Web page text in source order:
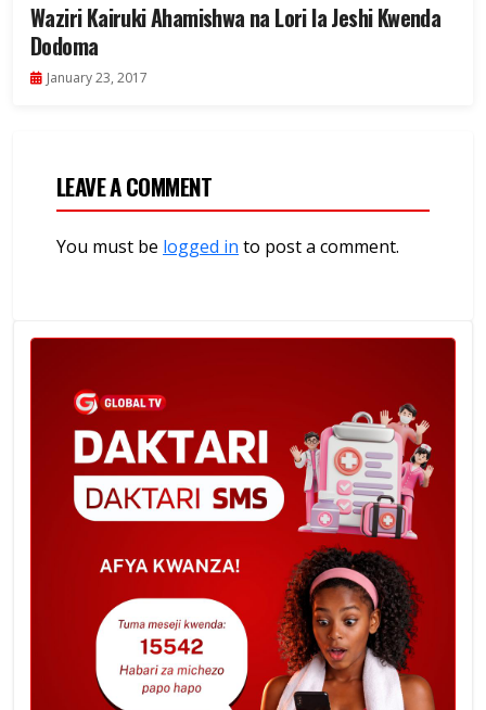
Waziri Kairuki Ahamishwa na Lori la Jeshi Kwenda
Dodoma
January 23, 2017
LEAVE A COMMENT
You must be logged in to post a comment.